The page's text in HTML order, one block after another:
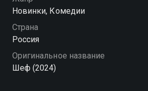
Не самая гламурная кухня — зато
Сквозь рутину, ограниченные
порядки он всё равно идёт к
просто повар, а лучший в стране.
смотрите онлайн в хорошем
Новинки, Комедии
Страна
Россия
Оригинальное название
Шеф (2024)